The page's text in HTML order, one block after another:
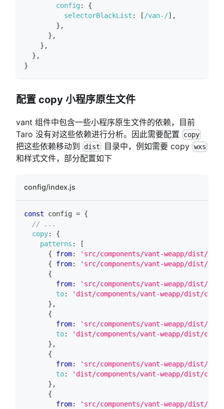
config:
{
selectorBlackList : [ /van- /] ,
} ,
} ,
} ,
} ,
}
配置 copy 小程序原生文件
vant 组件中包含一些小程序原生文件的依赖，目前
Taro 没有对这些依赖进行分析。因此需要配置
copy
把这些依赖移动到 dist 目录中，例如需要 copy wxs
和样式文件，部分配置如下
config/index.js
const config = {
// ...
copy:
{
patterns :
[
{
from:
'src/components/vant-weapp/dist/wxs'
{
from:
'src/components/vant-weapp/dist/
{
from:
'src/components/vant-weapp/dist/
to:
'dist/components/vant-weapp/dist/
} ,
{
from:
'src/components/vant-weapp/dist/
to:
'dist/components/vant-weapp/dist/
} ,
{
from:
'src/components/vant-weapp/dist/
to:
'dist/components/vant-weapp/dist/
} ,
{
from:
'src/components/vant-weapp/dist/